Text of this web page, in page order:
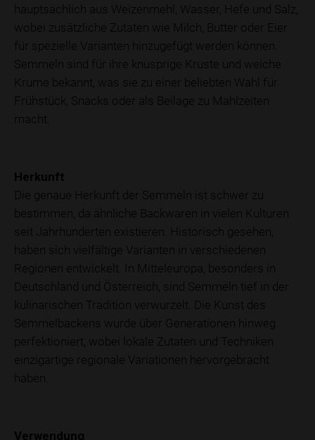
hauptsächlich aus Weizenmehl, Wasser, Hefe und Salz,
wobei zusätzliche Zutaten wie Milch, Butter oder Eier
für spezielle Varianten hinzugefügt werden können.
Semmeln sind für ihre knusprige Kruste und weiche
Krume bekannt, was sie zu einer beliebten Wahl für
Frühstück, Snacks oder als Beilage zu Mahlzeiten
macht.
Herkunft
Die genaue Herkunft der Semmeln ist schwer zu
bestimmen, da ähnliche Backwaren in vielen Kulturen
seit Jahrhunderten existieren. Historisch gesehen,
haben sich vielfältige Varianten in verschiedenen
Regionen entwickelt. In Mitteleuropa, besonders in
Deutschland und Österreich, sind Semmeln tief in der
kulinarischen Tradition verwurzelt. Die Kunst des
Semmelbackens wurde über Generationen hinweg
perfektioniert, wobei lokale Zutaten und Techniken
einzigartige regionale Variationen hervorgebracht
haben.
Verwendung